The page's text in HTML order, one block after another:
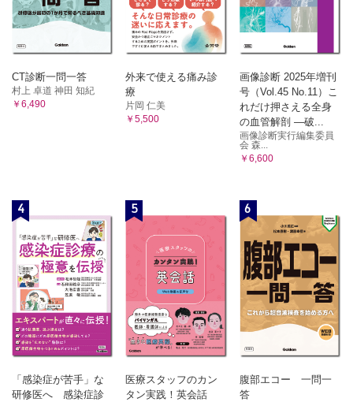
CT診断一問一答
村上 卓道 神田 知紀
￥6,490
外来で使える痛み診
療
片岡 仁美
￥5,500
画像診断 2025年増刊
号（Vol.45 No.11）こ
れだけ押さえる全身
の血管解剖 ―破...
画像診断実行編集委員
会 森...
￥6,600
4
「感染症が苦手」な
研修医へ 感染症診
5
医療スタッフのカン
タン実践！英会話
6
腹部エコー 一問一
答